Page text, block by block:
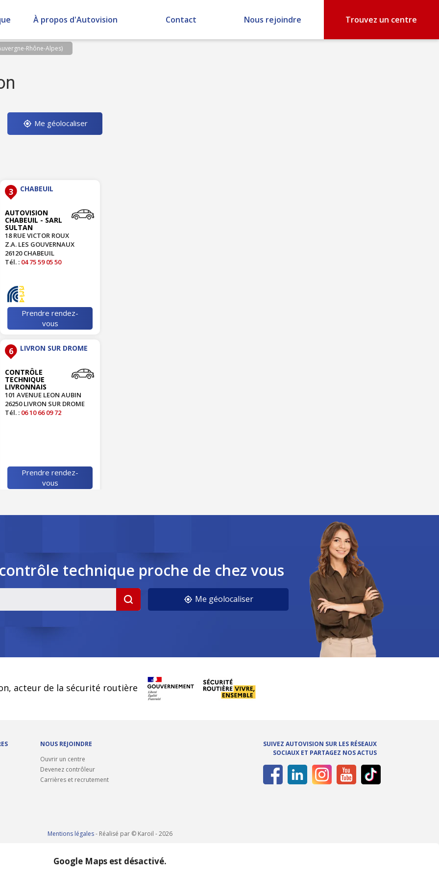
À propos d'Autovision Contact Nous rejoindre Trouvez un centre
Rhône-Alpes)
Me géolocaliser
3 CHABEUIL
AUTOVISION
CHABEUIL - SARL
SULTAN
18 RUE VICTOR ROUX
Z.A. LES GOUVERNAUX
26120 CHABEUIL
Tél. : 04 75 59 05 50
Prendre rendez-
vous
6 LIVRON SUR DROME
CONTRÔLE
TECHNIQUE
LIVRONNAIS
101 AVENUE LEON AUBIN
26250 LIVRON SUR DROME
Tél. : 06 10 66 09 72
Prendre rendez-
vous
technique proche de chez vous
Me géolocaliser
acteur de la sécurité routière
NOUS REJOINDRE
Ouvrir un centre
Devenez contrôleur
Carrières et recrutement
SUIVEZ AUTOVISION SUR LES RÉSEAUX
SOCIAUX ET PARTAGEZ NOS ACTUS
Mentions légales- Réalisé par © Karoil - 2026
Google Maps est désactivé.